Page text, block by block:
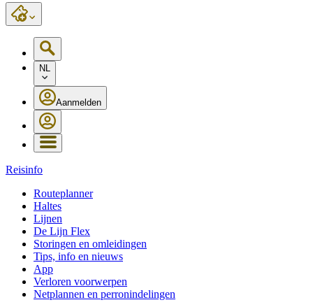
NL
Aanmelden
Reisinfo
Routeplanner
Haltes
Lijnen
De Lijn Flex
Storingen en omleidingen
Tips, info en nieuws
App
Verloren voorwerpen
Netplannen en perronindelingen